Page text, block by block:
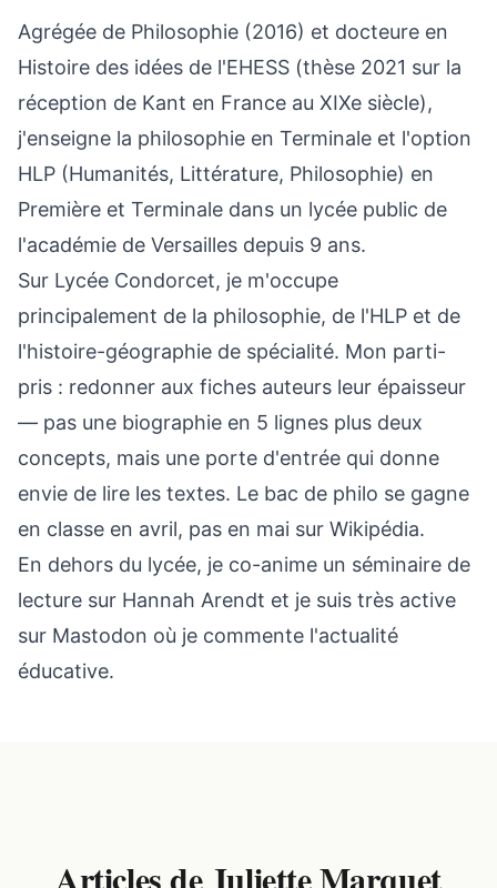
Agrégée de Philosophie (2016) et docteure en
Histoire des idées de l'EHESS (thèse 2021 sur la
réception de Kant en France au XIXe siècle),
j'enseigne la philosophie en Terminale et l'option
HLP (Humanités, Littérature, Philosophie) en
Première et Terminale dans un lycée public de
l'académie de Versailles depuis 9 ans.
Sur Lycée Condorcet, je m'occupe
principalement de la philosophie, de l'HLP et de
l'histoire-géographie de spécialité. Mon parti-
pris : redonner aux fiches auteurs leur épaisseur
— pas une biographie en 5 lignes plus deux
concepts, mais une porte d'entrée qui donne
envie de lire les textes. Le bac de philo se gagne
en classe en avril, pas en mai sur Wikipédia.
En dehors du lycée, je co-anime un séminaire de
lecture sur Hannah Arendt et je suis très active
sur Mastodon où je commente l'actualité
éducative.
Articles de Juliette Marquet